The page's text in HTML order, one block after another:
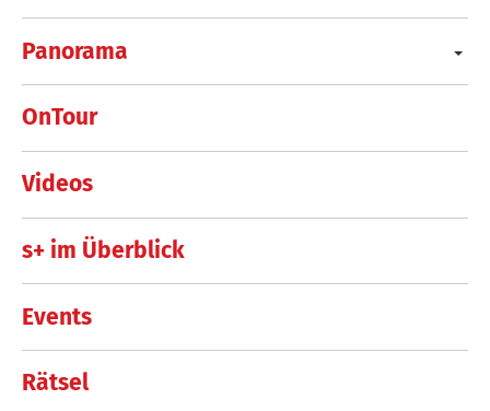
Panorama
OnTour
Videos
s+ im Überblick
Events
Rätsel